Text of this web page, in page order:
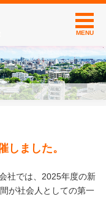
MENU
しました。
社では、2025年度の新
が社会人としての第一